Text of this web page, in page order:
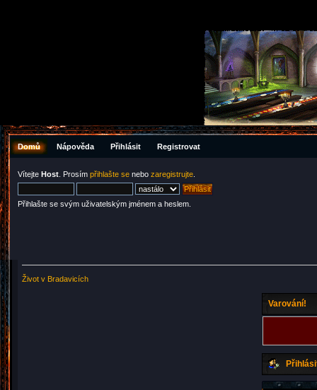
Domů Nápověda Přihlásit Registrovat
Vítejte Host . Prosím přihlašte se nebo zaregistrujte
Přihlašte se svým uživatelským jménem a heslem.
Život v Bradavicích
Varování!